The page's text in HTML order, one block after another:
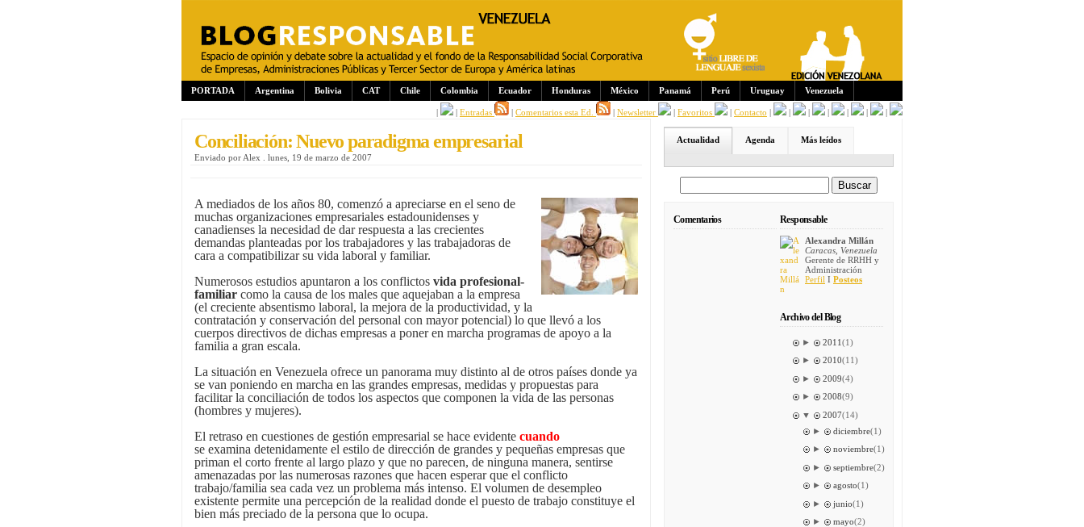
PORTADA Argentina Bolivia CAT Chile Colombia Ecuador Honduras México Panamá Perú Uruguay Venezuela
| | Entradas | Comentarios esta Ed. | Newsletter | Favoritos | Contacto | | | | | | |
Conciliación: Nuevo paradigma empresarial
Enviado por Alex lunes, 19 de marzo de 2007
A mediados de los años 80, comenzó a apreciarse en el seno de
muchas organizaciones empresariales estadounidenses y
canadienses la necesidad de dar respuesta a las crecientes
demandas planteadas por los trabajadores y las trabajadoras de
cara a compatibilizar su vida laboral y familiar.
Numerosos estudios apuntaron a los conflictos vida profesional-
familiar como la causa de los males que aquejaban a la empresa
(el creciente absentismo laboral, la mejora de la productividad, y la
contratación y conservación del personal con mayor potencial) lo que llevó a los
cuerpos directivos de dichas empresas a poner en marcha programas de apoyo a la
familia a gran escala.
La situación en Venezuela ofrece un panorama muy distinto al de otros países donde ya
se van poniendo en marcha en las grandes empresas, medidas y propuestas para
facilitar la conciliación de todos los aspectos que componen la vida de las personas
(hombres y mujeres).
El retraso en cuestiones de gestión empresarial se hace evidente cuando
se examina detenidamente el estilo de dirección de grandes y pequeñas empresas que
priman el corto frente al largo plazo y que no parecen, de ninguna manera, sentirse
amenazadas por las numerosas razones que hacen esperar que el conflicto
trabajo/familia sea cada vez un problema más intenso. El volumen de desempleo
existente permite una percepción de la realidad donde el puesto de trabajo constituye el
bien más preciado de la persona que lo ocupa.
Actualidad Agenda Más leídos
Comentarios Responsable
Alexandra Millán
Caracas, Venezuela
Gerente de RRHH y
Administración
Perfil I Posteos
Archivo del Blog
► 2011(1)
►
2010(11)
►
2009(4)
►
2008(9)
▼
2007(14)
►
diciembre(1)
►
noviembre(1)
►
septiembre(2)
►
agosto(1)
►
junio(1)
►
mayo(2)